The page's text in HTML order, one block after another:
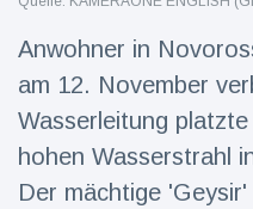
Reisen & Abenteuer
Neueste
Nachrichten
Anwohner in
am 12. November
Wasserleitung
hohen Wasserstrahl
Der mächtige